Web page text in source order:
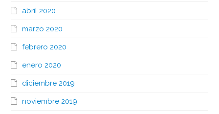
abril 2020
marzo 2020
febrero 2020
enero 2020
diciembre 2019
noviembre 2019